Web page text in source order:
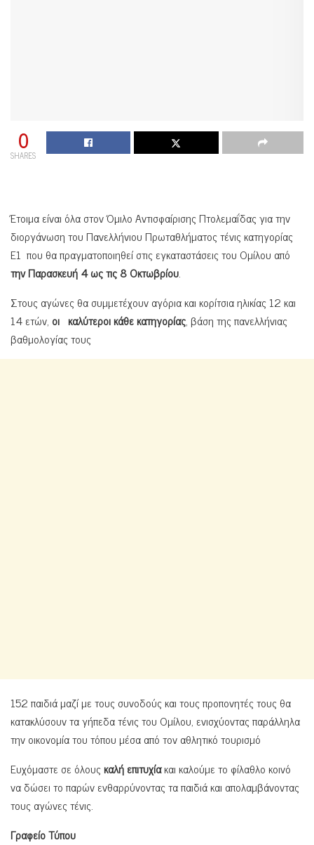
0
SHARES
Έτοιμα είναι όλα στον Όμιλο Αντισφαίρισης Πτολεμαΐδας για την
διοργάνωση του Πανελλήνιου Πρωταθλήματος τένις κατηγορίας
Ε1 που θα πραγματοποιηθεί στις εγκαταστάσεις του Ομίλου από
την Παρασκευή 4 ως τις 8 Οκτωβρίου.
Στους αγώνες θα συμμετέχουν αγόρια και κορίτσια ηλικίας 12 και
14 ετών, οι καλύτεροι κάθε κατηγορίας, βάση της πανελλήνιας
βαθμολογίας τους
152 παιδιά μαζί με τους συνοδούς και τους προπονητές τους θα
κατακλύσουν τα γήπεδα τένις του Ομίλου, ενισχύοντας παράλληλα
την οικονομία του τόπου μέσα από τον αθλητικό τουρισμό
Ευχόμαστε σε όλουςκαλή επιτυχίακαι καλούμε το φίλαθλο κοινό
να δώσει το παρών ενθαρρύνοντας τα παιδιά και απολαμβάνοντας
τους αγώνες τένις.
Γραφείο Τύπου